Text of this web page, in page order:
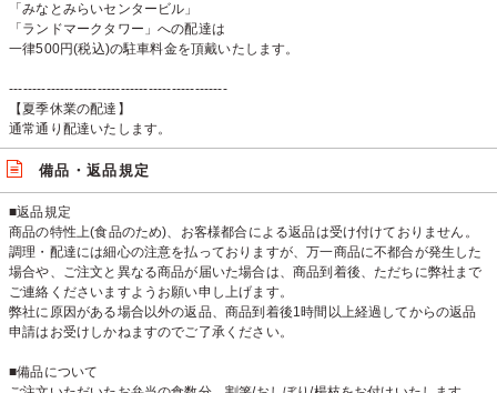
「みなとみらいセンタービル」
「ランドマークタワー」への配達は
一律500円(税込)の駐車料金を頂戴いたします。
-----------------------------------------------
【夏季休業の配達】
通常通り配達いたします。
備品・返品規定
■返品規定
商品の特性上(食品のため)、お客様都合による返品は受け付けておりません。
調理・配達には細心の注意を払っておりますが、万一商品に不都合が発生した
場合や、ご注文と異なる商品が届いた場合は、商品到着後、ただちに弊社まで
ご連絡くださいますようお願い申し上げます。
弊社に原因がある場合以外の返品、商品到着後1時間以上経過してからの返品
申請はお受けしかねますのでご了承ください。
■備品について